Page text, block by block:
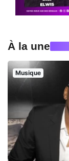
À la une
Musique